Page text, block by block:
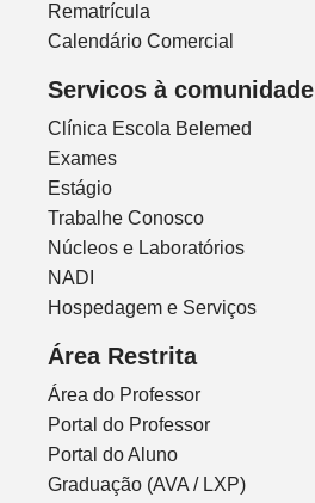
Rematrícula
Calendário Comercial
Servicos à comunidade
Clínica Escola Belemed
Exames
Estágio
Trabalhe Conosco
Núcleos e Laboratórios
NADI
Hospedagem e Serviços
Área Restrita
Área do Professor
Portal do Professor
Portal do Aluno
Graduação (AVA / LXP)